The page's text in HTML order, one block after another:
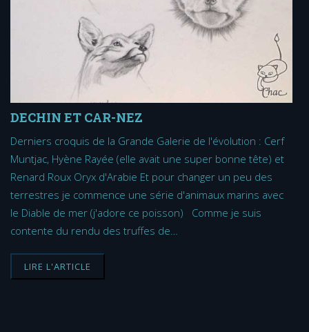
DECHIN ET CAR-NEZ
Derniers croquis de la Grande Galerie de l'évolution : Cerf
Muntjac, Hyène Rayée (elle avait une super bonne tête) et
Renard Roux Oryx d'Arabie Et pour changer un peu des
terrestres je commence une série d'animaux marins avec
le Diable de mer (j'adore ce poisson) Comme je suis
contente du rendu des truffes de…
LIRE L'ARTICLE